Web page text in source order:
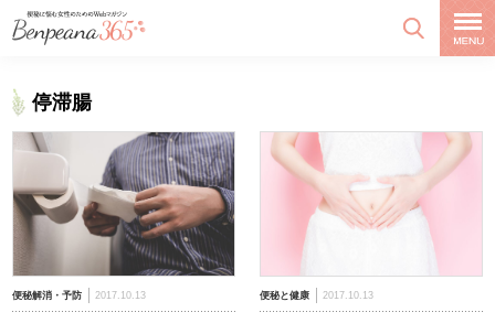
停滞腸
便秘解消・予防 2017.10.13 便秘と健康 2017.10.13